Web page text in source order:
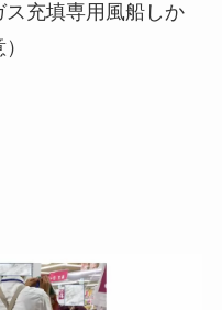
充填専用風船しか